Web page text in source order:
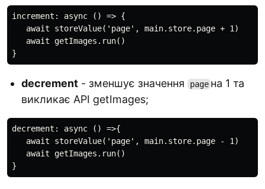
increment: async () => {
   await storeValue('page', main.store.page + 1)
   await getImages.run()
decrement - зменшує значення page на 1 та
викликає API getImages;
decrement: async () =>{
   await storeValue('page', main.store.page - 1)
   await getImages.run()